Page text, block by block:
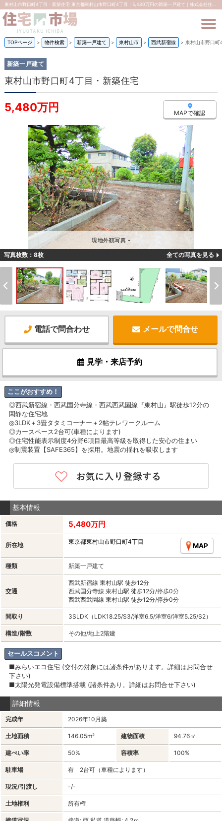
TOPページ > 物件検索 > 新築一戸建て > 東村山市 > 西武新宿線 > 東村山市野口町
新築一戸建て
東村山市野口町4丁目・新築住宅
5,480万円 MAPで確認
現地外観写真 -
写真枚数：8枚 全ての写真を見る
電話で問合わせ メールで問合せ
見学・来店予約
ここがおすすめ！
◎西武新宿線・西武国分寺線・西武西武園線『東村山』駅徒歩12分の
閑静な住宅地
◎3LDK＋3畳タタミコーナー＋2帖テレワークルーム
◎カースペース2台可(車種によります)
◎住宅性能表示制度4分野6項目最高等級を取得した安心の住まい
◎制震装置【SAFE365】を採用。地震の揺れを吸収します
基本情報
価格 5,480万円
所在地 東京都東村山市野口町4丁目
MAP
種類 新築一戸建て
交通
西武新宿線 東村山駅 徒歩12分
西武国分寺線 東村山駅 徒歩12分/停歩0分
西武西武園線 東村山駅 徒歩12分/停歩0分
間取り 3SLDK（LDK18.25/S3/洋室6.5/洋室6/洋室5.25/S2）
構造/階数 その他/地上2階建
セールスコメント
■みらいエコ住宅 (交付の対象には諸条件があります。詳細はお問合せ
下さい)
■太陽光発電設備標準搭載 (諸条件あり。詳細はお問合せ下さい)
詳細情報
完成年 2026年10月築
土地面積 146.05m² 建物面積 94.76㎡
建ぺい率 50% 容積率 100%
駐車場 有 2台可（車種によります）
現況/引渡し -/-
土地権利 所有権